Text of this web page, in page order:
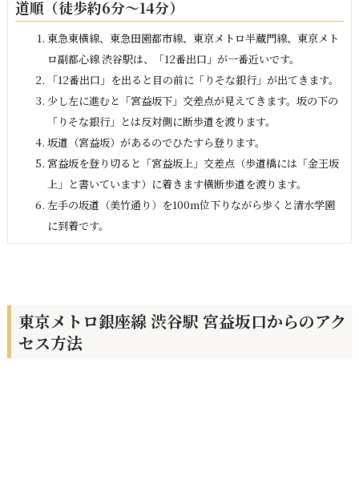
道順（徒歩約6分～14分）
東急東横線、東急田園都市線、東京メトロ半蔵門線、東京メト
ロ副都心線 渋谷駅は、「12番出口」が一番近いです。
「12番出口」を出ると目の前に「りそな銀行」が出てきます。
少し左に進むと「宮益坂下」交差点が見えてきます。坂の下の
「りそな銀行」とは反対側に断歩道を渡ります。
坂道（宮益坂）があるのでひたすら登ります。
宮益坂を登り切ると「宮益坂上」交差点（歩道橋には「金王坂
上」と書いています）に着きます横断歩道を渡ります。
左手の坂道（美竹通り）を100m位下りながら歩くと清水学園
に到着です。
東京メトロ銀座線 渋谷駅 宮益坂口からのアク
セス方法